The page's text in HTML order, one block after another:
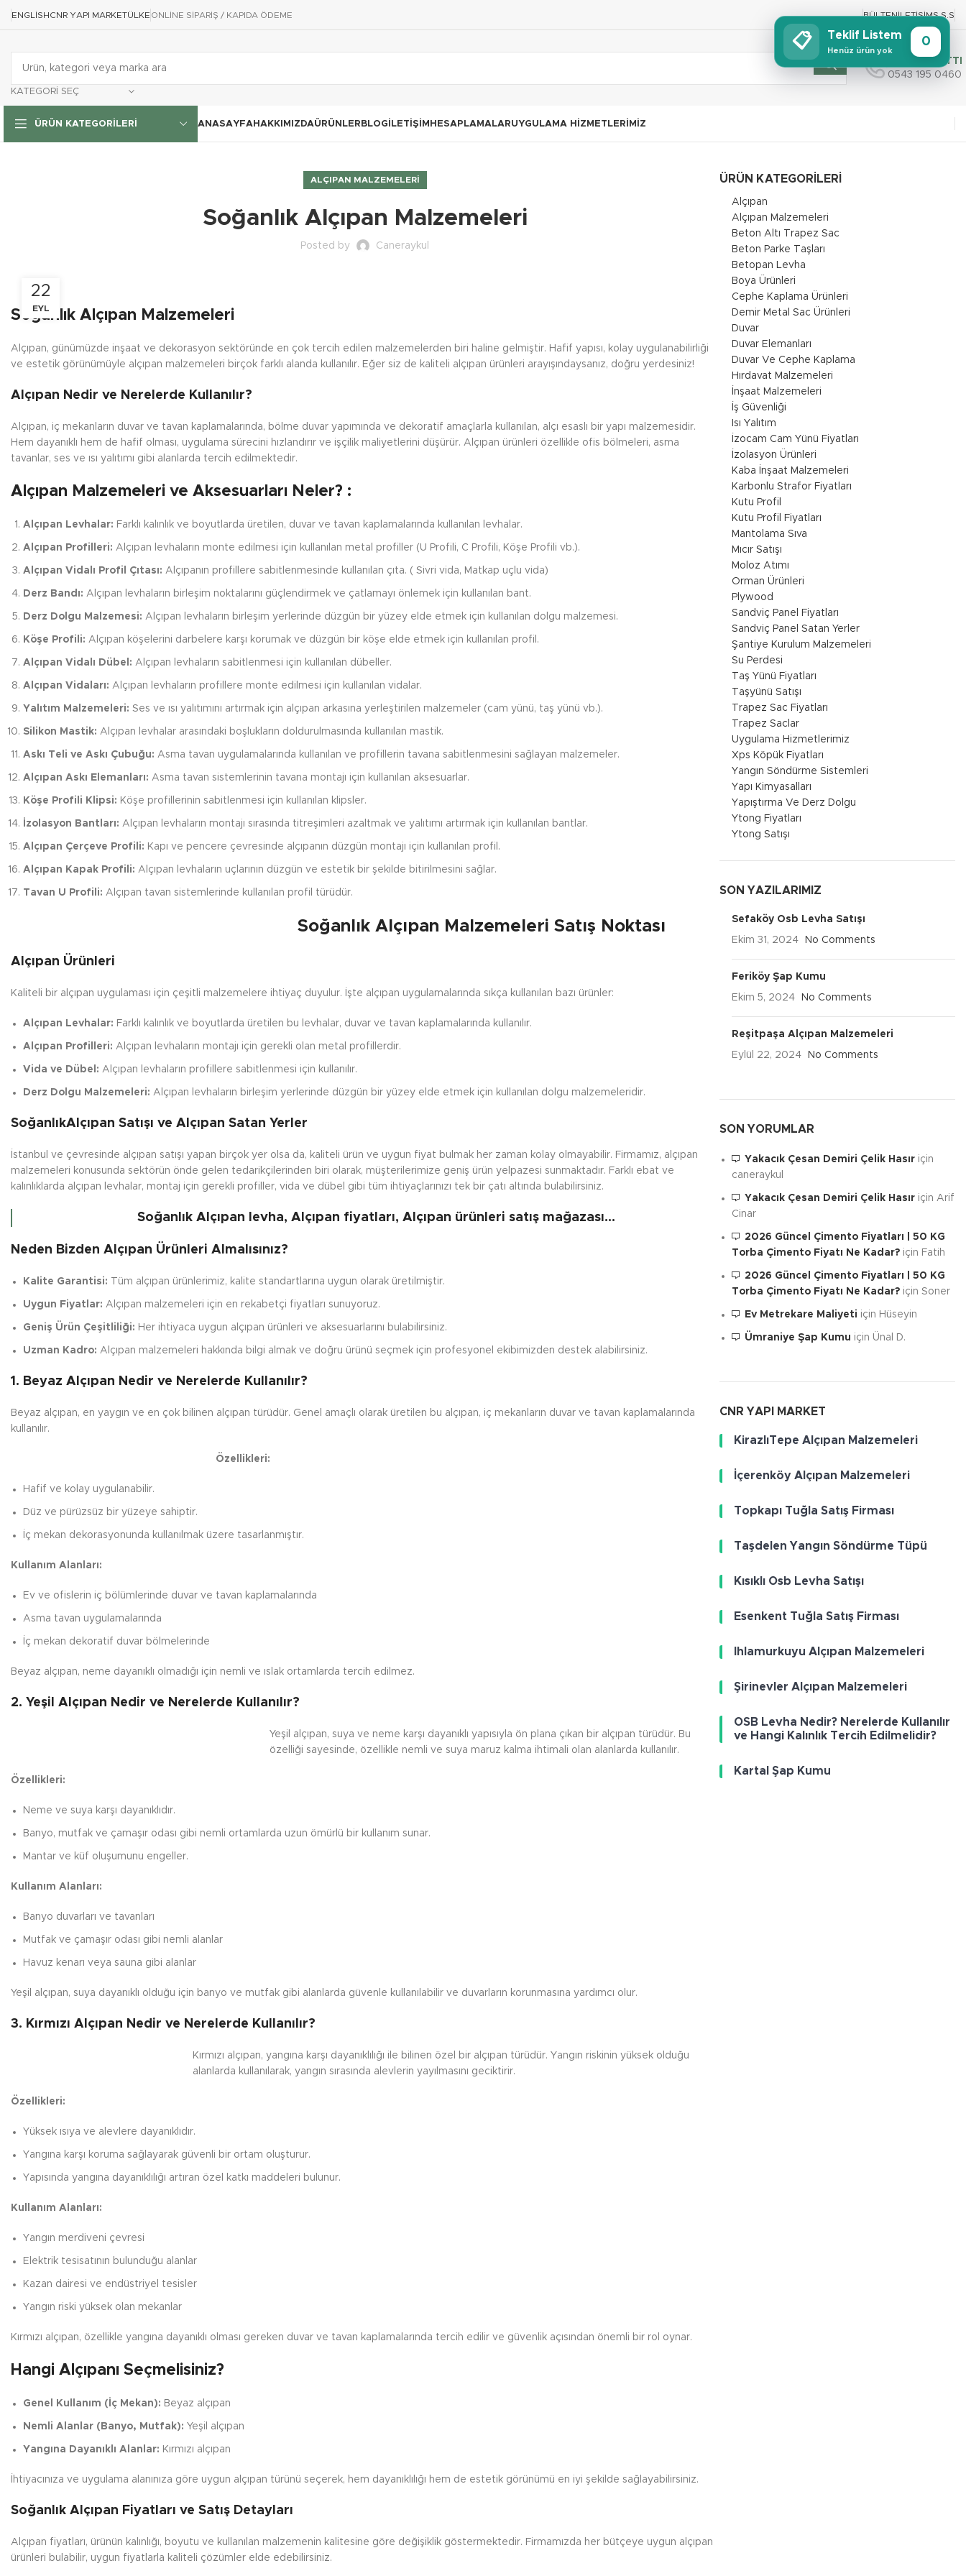
ENGLISHCNR YAPI MARKETÜLKE ONLİNE SİPARİŞ / KAPIDA ÖDEME BÜLTENİLETIŞIMS.S.S
KATEGORI SEÇ
SİPARİŞ HATTI
0543 195 0460
ÜRÜN KATEGORILERI ANASAYFA HAKKIMIZDAÜRÜNLER BLOG İLETIŞIM HESAPLAMALARUYGULAMA HIZMETLERIMIZ
ALÇIPAN MALZEMELERI
Soğanlık Alçıpan Malzemeleri
Posted by Caneraykul
22
EYL
Soğanlık Alçıpan Malzemeleri
Alçıpan, günümüzde inşaat ve dekorasyon sektöründe en çok tercih edilen malzemelerden biri haline gelmiştir. Hafif yapısı, kolay uygulanabilirliği
ve estetik görünümüyle alçıpan malzemeleri birçok farklı alanda kullanılır. Eğer siz de kaliteli alçıpan ürünleri arayışındaysanız, doğru yerdesiniz!
Alçıpan Nedir ve Nerelerde Kullanılır?
Alçıpan, iç mekanların duvar ve tavan kaplamalarında, bölme duvar yapımında ve dekoratif amaçlarla kullanılan, alçı esaslı bir yapı malzemesidir.
Hem dayanıklı hem de hafif olması, uygulama sürecini hızlandırır ve işçilik maliyetlerini düşürür. Alçıpan ürünleri özellikle ofis bölmeleri, asma
tavanlar, ses ve ısı yalıtımı gibi alanlarda tercih edilmektedir.
Alçıpan Malzemeleri ve Aksesuarları Neler? :
Alçıpan Levhalar: Farklı kalınlık ve boyutlarda üretilen, duvar ve tavan kaplamalarında kullanılan levhalar.
Alçıpan Profilleri: Alçıpan levhaların monte edilmesi için kullanılan metal profiller (U Profili, C Profili, Köşe Profili vb.).
Alçıpan Vidalı Profil Çıtası: Alçıpanın profillere sabitlenmesinde kullanılan çıta. ( Sivri vida, Matkap uçlu vida)
Derz Bandı: Alçıpan levhaların birleşim noktalarını güçlendirmek ve çatlamayı önlemek için kullanılan bant.
Derz Dolgu Malzemesi: Alçıpan levhaların birleşim yerlerinde düzgün bir yüzey elde etmek için kullanılan dolgu malzemesi.
Köşe Profili: Alçıpan köşelerini darbelere karşı korumak ve düzgün bir köşe elde etmek için kullanılan profil.
Alçıpan Vidalı Dübel: Alçıpan levhaların sabitlenmesi için kullanılan dübeller.
Alçıpan Vidaları: Alçıpan levhaların profillere monte edilmesi için kullanılan vidalar.
Yalıtım Malzemeleri: Ses ve ısı yalıtımını artırmak için alçıpan arkasına yerleştirilen malzemeler (cam yünü, taş yünü vb.).
Silikon Mastik: Alçıpan levhalar arasındaki boşlukların doldurulmasında kullanılan mastik.
Askı Teli ve Askı Çubuğu: Asma tavan uygulamalarında kullanılan ve profillerin tavana sabitlenmesini sağlayan malzemeler.
Alçıpan Askı Elemanları: Asma tavan sistemlerinin tavana montajı için kullanılan aksesuarlar.
Köşe Profili Klipsi: Köşe profillerinin sabitlenmesi için kullanılan klipsler.
İzolasyon Bantları: Alçıpan levhaların montajı sırasında titreşimleri azaltmak ve yalıtımı artırmak için kullanılan bantlar.
Alçıpan Çerçeve Profili: Kapı ve pencere çevresinde alçıpanın düzgün montajı için kullanılan profil.
Alçıpan Kapak Profili: Alçıpan levhaların uçlarının düzgün ve estetik bir şekilde bitirilmesini sağlar.
Tavan U Profili: Alçıpan tavan sistemlerinde kullanılan profil türüdür.
Soğanlık Alçıpan Malzemeleri Satış Noktası
Alçıpan Ürünleri
Kaliteli bir alçıpan uygulaması için çeşitli malzemelere ihtiyaç duyulur. İşte alçıpan uygulamalarında sıkça kullanılan bazı ürünler:
Alçıpan Levhalar: Farklı kalınlık ve boyutlarda üretilen bu levhalar, duvar ve tavan kaplamalarında kullanılır.
Alçıpan Profilleri: Alçıpan levhaların montajı için gerekli olan metal profillerdir.
Vida ve Dübel: Alçıpan levhaların profillere sabitlenmesi için kullanılır.
Derz Dolgu Malzemeleri: Alçıpan levhaların birleşim yerlerinde düzgün bir yüzey elde etmek için kullanılan dolgu malzemeleridir.
SoğanlıkAlçıpan Satışı ve Alçıpan Satan Yerler
İstanbul ve çevresinde alçıpan satışı yapan birçok yer olsa da, kaliteli ürün ve uygun fiyat bulmak her zaman kolay olmayabilir. Firmamız, alçıpan
malzemeleri konusunda sektörün önde gelen tedarikçilerinden biri olarak, müşterilerimize geniş ürün yelpazesi sunmaktadır. Farklı ebat ve
kalınlıklarda alçıpan levhalar, montaj için gerekli profiller, vida ve dübel gibi tüm ihtiyaçlarınızı tek bir çatı altında bulabilirsiniz.
Soğanlık Alçıpan levha, Alçıpan fiyatları, Alçıpan ürünleri satış mağazası…
Neden Bizden Alçıpan Ürünleri Almalısınız?
Kalite Garantisi: Tüm alçıpan ürünlerimiz, kalite standartlarına uygun olarak üretilmiştir.
Uygun Fiyatlar: Alçıpan malzemeleri için en rekabetçi fiyatları sunuyoruz.
Geniş Ürün Çeşitliliği: Her ihtiyaca uygun alçıpan ürünleri ve aksesuarlarını bulabilirsiniz.
Uzman Kadro: Alçıpan malzemeleri hakkında bilgi almak ve doğru ürünü seçmek için profesyonel ekibimizden destek alabilirsiniz.
1. Beyaz Alçıpan Nedir ve Nerelerde Kullanılır?
Beyaz alçıpan, en yaygın ve en çok bilinen alçıpan türüdür. Genel amaçlı olarak üretilen bu alçıpan, iç mekanların duvar ve tavan kaplamalarında
kullanılır.
Özellikleri:
Hafif ve kolay uygulanabilir.
Düz ve pürüzsüz bir yüzeye sahiptir.
İç mekan dekorasyonunda kullanılmak üzere tasarlanmıştır.
Kullanım Alanları:
Ev ve ofislerin iç bölümlerinde duvar ve tavan kaplamalarında
Asma tavan uygulamalarında
İç mekan dekoratif duvar bölmelerinde
Beyaz alçıpan, neme dayanıklı olmadığı için nemli ve ıslak ortamlarda tercih edilmez.
2. Yeşil Alçıpan Nedir ve Nerelerde Kullanılır?
Yeşil alçıpan, suya ve neme karşı dayanıklı yapısıyla ön plana çıkan bir alçıpan türüdür. Bu
özelliği sayesinde, özellikle nemli ve suya maruz kalma ihtimali olan alanlarda kullanılır.
Özellikleri:
Neme ve suya karşı dayanıklıdır.
Banyo, mutfak ve çamaşır odası gibi nemli ortamlarda uzun ömürlü bir kullanım sunar.
Mantar ve küf oluşumunu engeller.
Kullanım Alanları:
Banyo duvarları ve tavanları
Mutfak ve çamaşır odası gibi nemli alanlar
Havuz kenarı veya sauna gibi alanlar
Yeşil alçıpan, suya dayanıklı olduğu için banyo ve mutfak gibi alanlarda güvenle kullanılabilir ve duvarların korunmasına yardımcı olur.
3. Kırmızı Alçıpan Nedir ve Nerelerde Kullanılır?
Kırmızı alçıpan, yangına karşı dayanıklılığı ile bilinen özel bir alçıpan türüdür. Yangın riskinin yüksek olduğu
alanlarda kullanılarak, yangın sırasında alevlerin yayılmasını geciktirir.
Özellikleri:
Yüksek ısıya ve alevlere dayanıklıdır.
Yangına karşı koruma sağlayarak güvenli bir ortam oluşturur.
Yapısında yangına dayanıklılığı artıran özel katkı maddeleri bulunur.
Kullanım Alanları:
Yangın merdiveni çevresi
Elektrik tesisatının bulunduğu alanlar
Kazan dairesi ve endüstriyel tesisler
Yangın riski yüksek olan mekanlar
Kırmızı alçıpan, özellikle yangına dayanıklı olması gereken duvar ve tavan kaplamalarında tercih edilir ve güvenlik açısından önemli bir rol oynar.
Hangi Alçıpanı Seçmelisiniz?
Genel Kullanım (İç Mekan): Beyaz alçıpan
Nemli Alanlar (Banyo, Mutfak): Yeşil alçıpan
Yangına Dayanıklı Alanlar: Kırmızı alçıpan
İhtiyacınıza ve uygulama alanınıza göre uygun alçıpan türünü seçerek, hem dayanıklılığı hem de estetik görünümü en iyi şekilde sağlayabilirsiniz.
Soğanlık Alçıpan Fiyatları ve Satış Detayları
Alçıpan fiyatları, ürünün kalınlığı, boyutu ve kullanılan malzemenin kalitesine göre değişiklik göstermektedir. Firmamızda her bütçeye uygun alçıpan
ürünleri bulabilir, uygun fiyatlarla kaliteli çözümler elde edebilirsiniz.
ÜRÜN KATEGORILERI
Alçıpan
Alçıpan Malzemeleri
Beton Altı Trapez Sac
Beton Parke Taşları
Betopan Levha
Boya Ürünleri
Cephe Kaplama Ürünleri
Demir Metal Sac Ürünleri
Duvar
Duvar Elemanları
Duvar Ve Cephe Kaplama
Hırdavat Malzemeleri
İnşaat Malzemeleri
İş Güvenliği
Isı Yalıtım
İzocam Cam Yünü Fiyatları
İzolasyon Ürünleri
Kaba İnşaat Malzemeleri
Karbonlu Strafor Fiyatları
Kutu Profil
Kutu Profil Fiyatları
Mantolama Sıva
Mıcır Satışı
Moloz Atımı
Orman Ürünleri
Plywood
Sandviç Panel Fiyatları
Sandviç Panel Satan Yerler
Şantiye Kurulum Malzemeleri
Su Perdesi
Taş Yünü Fiyatları
Taşyünü Satışı
Trapez Sac Fiyatları
Trapez Saclar
Uygulama Hizmetlerimiz
Xps Köpük Fiyatları
Yangın Söndürme Sistemleri
Yapı Kimyasalları
Yapıştırma Ve Derz Dolgu
Ytong Fiyatları
Ytong Satışı
SON YAZILARIMIZ
Sefaköy Osb Levha Satışı
Ekim 31, 2024 No Comments
Feriköy Şap Kumu
Ekim 5, 2024 No Comments
Reşitpaşa Alçıpan Malzemeleri
Eylül 22, 2024 No Comments
SON YORUMLAR
Yakacık Çesan Demiri Çelik Hasıriçin
caneraykul
Yakacık Çesan Demiri Çelik Hasıriçin Arif
Cinar
2026 Güncel Çimento Fiyatları | 50 KG
Torba Çimento Fiyatı Ne Kadar?için Fatih
2026 Güncel Çimento Fiyatları | 50 KG
Torba Çimento Fiyatı Ne Kadar?için Soner
Ev Metrekare Maliyeti için Hüseyin
Ümraniye Şap Kumu için Ünal D.
CNR YAPI MARKET
KirazlıTepe Alçıpan Malzemeleri
İçerenköy Alçıpan Malzemeleri
Topkapı Tuğla Satış Firması
Taşdelen Yangın Söndürme Tüpü
Kısıklı Osb Levha Satışı
Esenkent Tuğla Satış Firması
Ihlamurkuyu Alçıpan Malzemeleri
Şirinevler Alçıpan Malzemeleri
OSB Levha Nedir? Nerelerde Kullanılır
ve Hangi Kalınlık Tercih Edilmelidir?
Kartal Şap Kumu
📋 Teklif Listem
Henüz ürün yok
0